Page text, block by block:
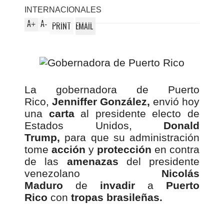
INTERNACIONALES
A+ A- PRINT EMAIL
La gobernadora de Puerto
Rico, Jenniffer González, envió hoy
una cartaal presidente electo de
Estados Unidos, Donald
Trump, para que su administración
tome acción y protección en contra
de las amenazas del presidente
venezolano Nicolás
Maduro de invadir a Puerto
Rico con tropas brasileñas.